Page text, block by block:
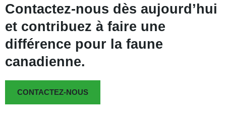
Contactez-nous dès aujourd’hui
et contribuez à faire une
différence pour la faune
canadienne.
CONTACTEZ-NOUS